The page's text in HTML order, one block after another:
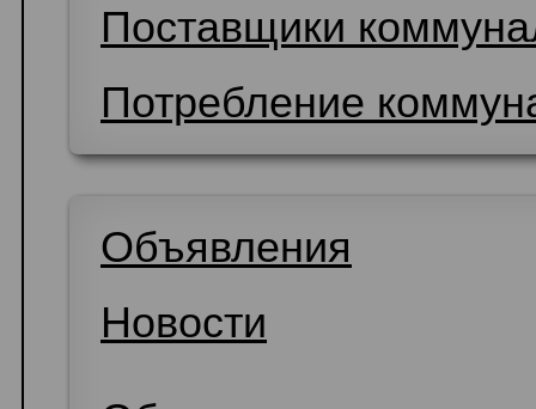
Поставщики
Потребление
Объявления
Новости